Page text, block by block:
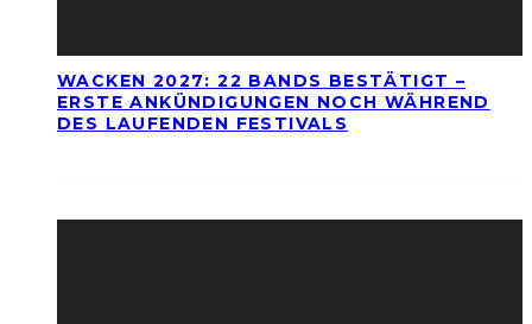
WACKEN 2027: 22 BANDS BESTÄTIGT –
ERSTE ANKÜNDIGUNGEN NOCH WÄHREND
DES LAUFENDEN FESTIVALS